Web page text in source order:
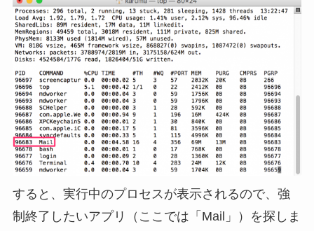
すると、実行中のプロセスが表示されるので、強
制終了したいアプリ（ここでは「Mail」）を探しま